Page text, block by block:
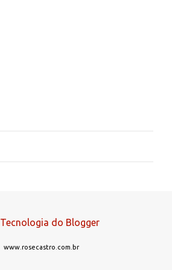
Tecnologia do Blogger
www.rosecastro.com.br